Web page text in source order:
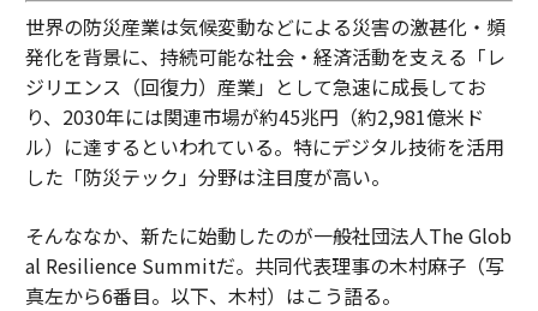
世界の防災産業は気候変動などによる災害の激甚化・頻
発化を背景に、持続可能な社会・経済活動を支える「レ
ジリエンス（回復力）産業」として急速に成長してお
り、2030年には関連市場が約45兆円（約2,981億米ド
ル）に達するといわれている。特にデジタル技術を活用
した「防災テック」分野は注目度が高い。
そんななか、新たに始動したのが一般社団法人The Glob
al Resilience Summitだ。共同代表理事の木村麻子（写
真左から6番目。以下、木村）はこう語る。